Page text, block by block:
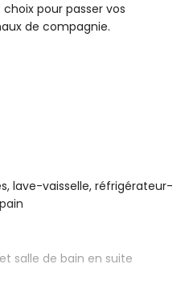
pour passer vos
de compagnie.
lave-vaisselle, réfrigérateur-
salle de bain en suite